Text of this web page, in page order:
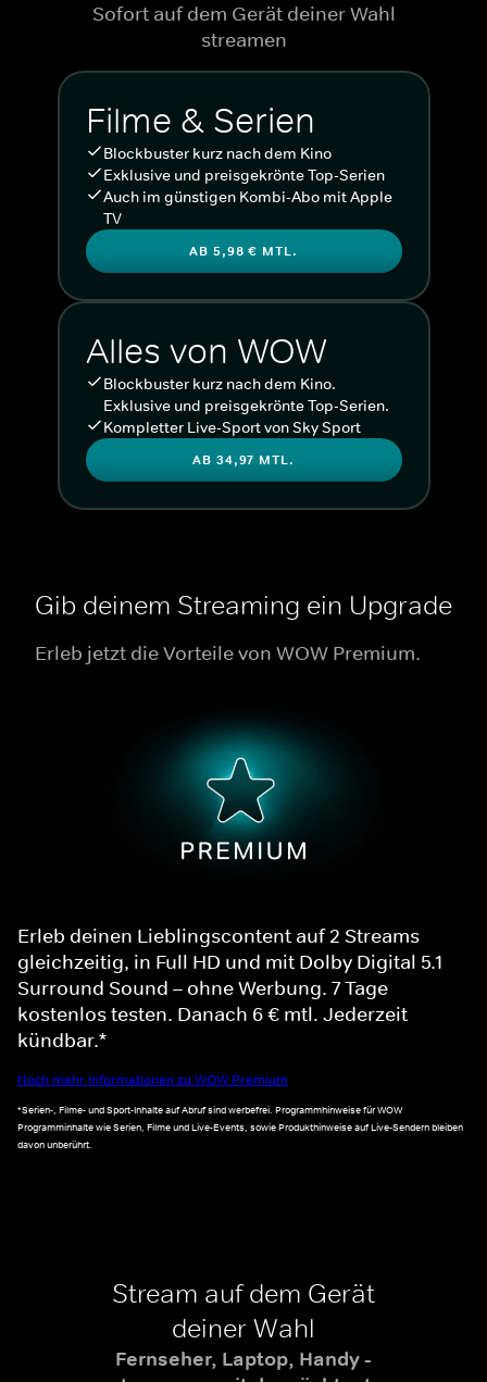
Sofort auf dem Gerät deiner Wahl
streamen
Filme & Serien
Blockbuster kurz nach dem Kino
Exklusive und preisgekrönte Top-Serien
Auch im günstigen Kombi-Abo mit Apple
TV
AB 5,98 € MTL.
Alles von WOW
Blockbuster kurz nach dem Kino.
Exklusive und preisgekrönte Top-Serien.
Kompletter Live-Sport von Sky Sport
AB 34,97 MTL.
Gib deinem Streaming ein Upgrade
Erleb jetzt die Vorteile von WOW Premium.
Erleb deinen Lieblingscontent auf 2 Streams
gleichzeitig, in Full HD und mit Dolby Digital 5.1
Surround Sound – ohne Werbung. 7 Tage
kostenlos testen. Danach 6 € mtl. Jederzeit
kündbar.*
Noch mehr Informationen zu WOW Premium
*Serien-, Filme- und Sport-Inhalte auf Abruf sind werbefrei. Programmhinweise für WOW
Programminhalte wie Serien, Filme und Live-Events, sowie Produkthinweise auf Live-Sendern bleiben
davon unberührt.
Stream auf dem Gerät
deiner Wahl
Fernseher, Laptop, Handy -